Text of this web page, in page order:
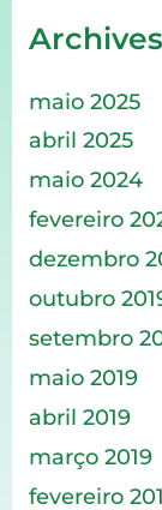
Archives
maio 2025
abril 2025
maio 2024
fevereiro
dezembro
outubro
setembro
maio 2019
abril 2019
março 2019
fevereiro